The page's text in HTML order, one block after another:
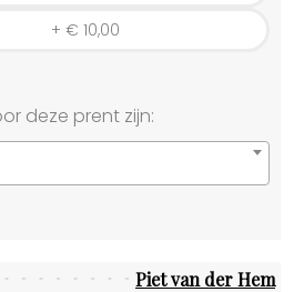
+ € 10,00
deze prent zijn:
Piet van der Hem